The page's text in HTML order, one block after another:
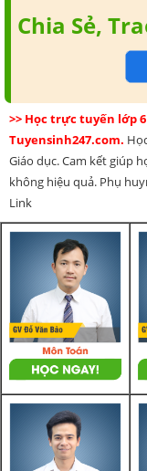
Chia Sẻ,
>> Học trực tuyến lớp
Tuyensinh247.com.
Giáo dục. Cam kết giúp
không hiệu quả. Phụ
Link